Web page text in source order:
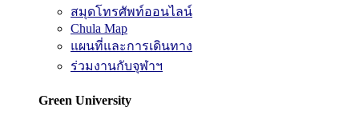
สมุดโทรศัพท์ออนไลน์
Chula Map
แผนที่และการเดินทาง
ร่วมงานกับจุฬาฯ
Green University